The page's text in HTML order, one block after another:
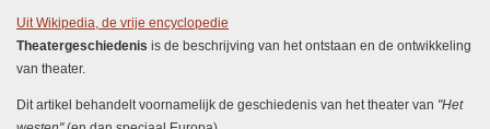
Uit Wikipedia, de vrije encyclopedie
Theatergeschiedenis is de beschrijving van het ontstaan en de ontwikkeling
van theater.
Dit artikel behandelt voornamelijk de geschiedenis van het theater van "Het